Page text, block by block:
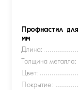
Профнастил
мм
Длина:
Толщина металла:
Цвет:
Покрытие: